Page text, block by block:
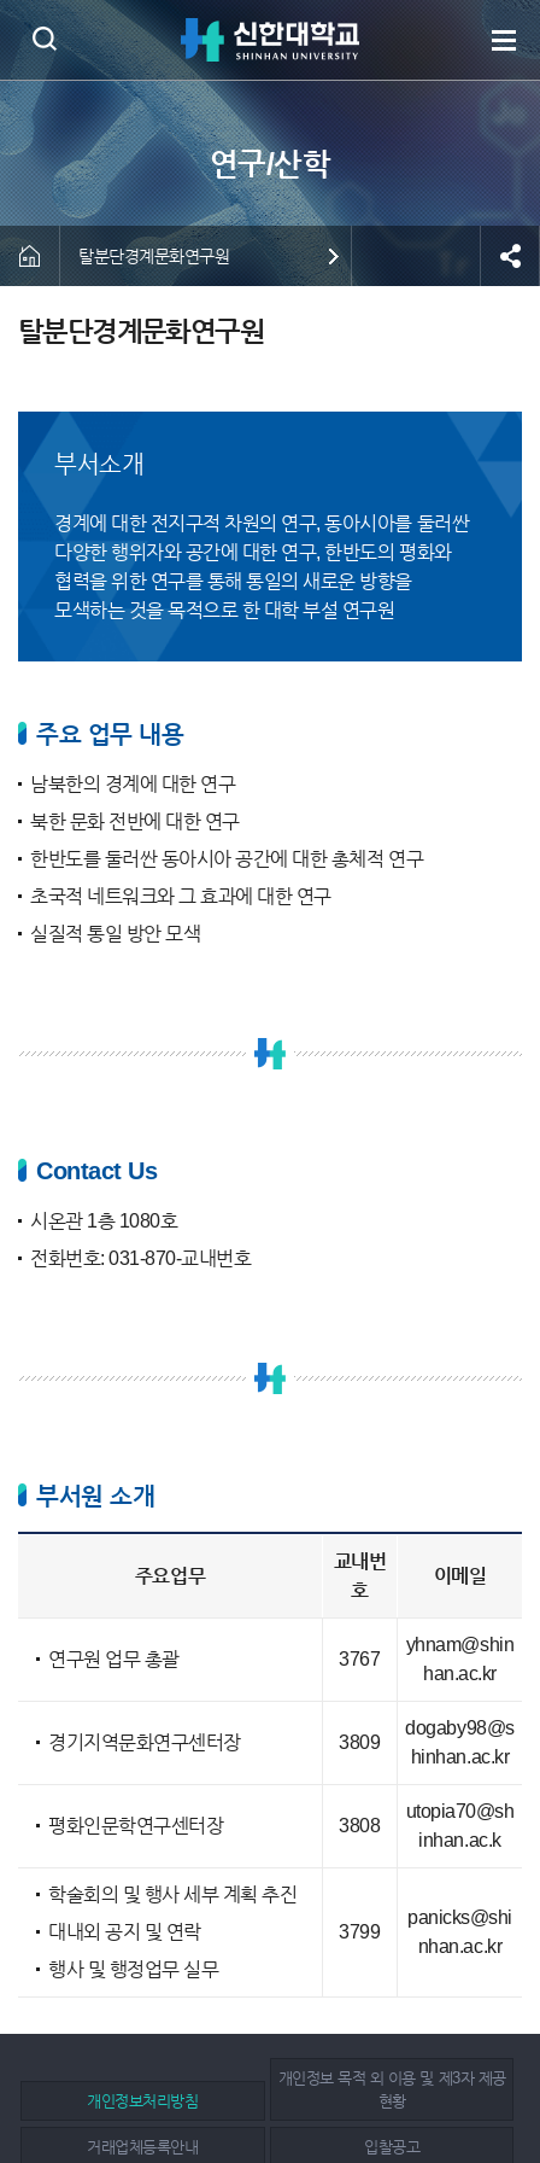
탈분단경계문화연구원
탈분단경계문화연구원
부서소개
경계에 대한 전지구적 차원의 연구, 동아시아를 둘러싼
다양한 행위자와 공간에 대한 연구, 한반도의 평화와
협력을 위한 연구를 통해 통일의 새로운 방향을
모색하는 것을 목적으로 한 대학 부설 연구원
주요 업무 내용
남북한의 경계에 대한 연구
북한 문화 전반에 대한 연구
한반도를 둘러싼 동아시아 공간에 대한 총체적 연구
초국적 네트워크와 그 효과에 대한 연구
실질적 통일 방안 모색
Contact Us
시온관 1층 1080호
전화번호: 031-870-교내번호
부서원 소개
주요업무
교내번
호
이메일
연구원 업무 총괄 3767
yhnam@shin
han.ac.kr
경기지역문화연구센터장 3809
dogaby98@s
hinhan.ac.kr
평화인문학연구센터장 3808
utopia70@sh
inhan.ac.k
학술회의 및 행사 세부 계획 추진
대내외 공지 및 연락
행사 및 행정업무 실무
3799
panicks@shi
nhan.ac.kr
개인정보처리방침
개인정보 목적 외 이용 및 제3자 제공
현황
거래업체등록안내 입찰공고